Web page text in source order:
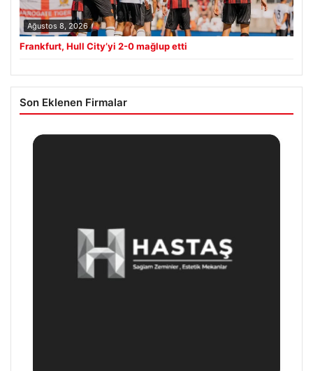
Ağustos 8, 2026
Frankfurt, Hull City’yi 2-0 mağlup etti
Son Eklenen Firmalar